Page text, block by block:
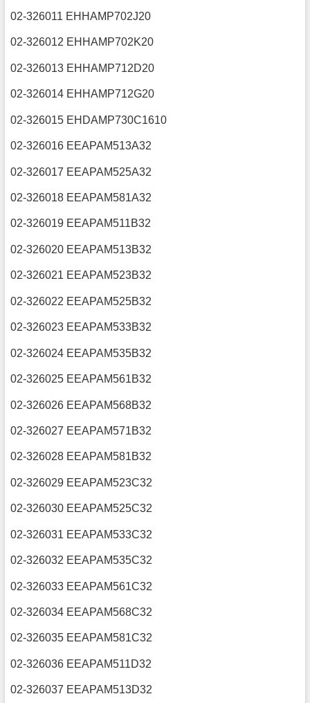
02-326011 EHHAMP702J20
02-326012 EHHAMP702K20
02-326013 EHHAMP712D20
02-326014 EHHAMP712G20
02-326015 EHDAMP730C1610
02-326016 EEAPAM513A32
02-326017 EEAPAM525A32
02-326018 EEAPAM581A32
02-326019 EEAPAM511B32
02-326020 EEAPAM513B32
02-326021 EEAPAM523B32
02-326022 EEAPAM525B32
02-326023 EEAPAM533B32
02-326024 EEAPAM535B32
02-326025 EEAPAM561B32
02-326026 EEAPAM568B32
02-326027 EEAPAM571B32
02-326028 EEAPAM581B32
02-326029 EEAPAM523C32
02-326030 EEAPAM525C32
02-326031 EEAPAM533C32
02-326032 EEAPAM535C32
02-326033 EEAPAM561C32
02-326034 EEAPAM568C32
02-326035 EEAPAM581C32
02-326036 EEAPAM511D32
02-326037 EEAPAM513D32